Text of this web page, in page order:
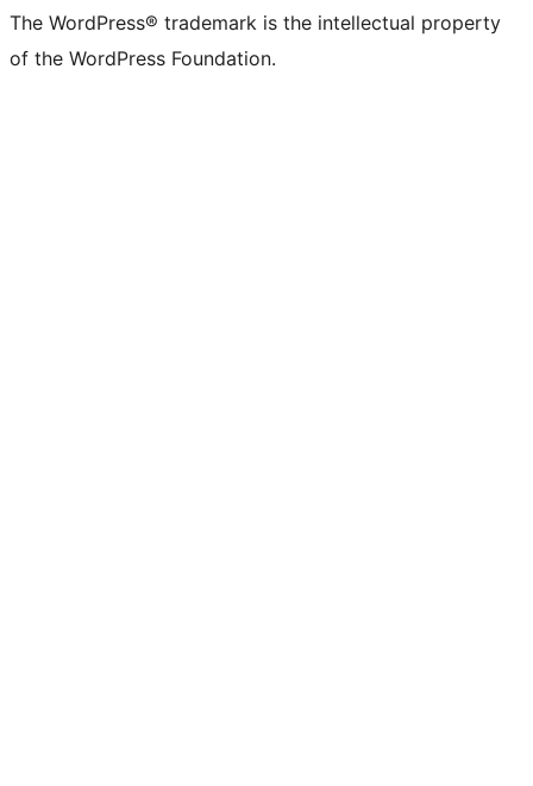
The WordPress® trademark is the intellectual property
of the WordPress Foundation.